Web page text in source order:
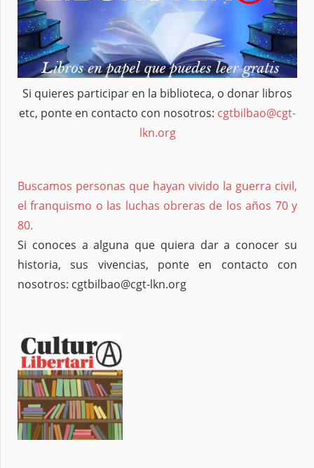
Si quieres participar en la biblioteca, o donar libros
etc, ponte en contacto con nosotros: cgtbilbao@cgt-
lkn.org
Buscamos personas que hayan vivido la guerra civil,
el franquismo o las luchas obreras de los años 70 y
80.
Si conoces a alguna que quiera dar a conocer su
historia, sus vivencias, ponte en contacto con
nosotros: cgtbilbao@cgt-lkn.org